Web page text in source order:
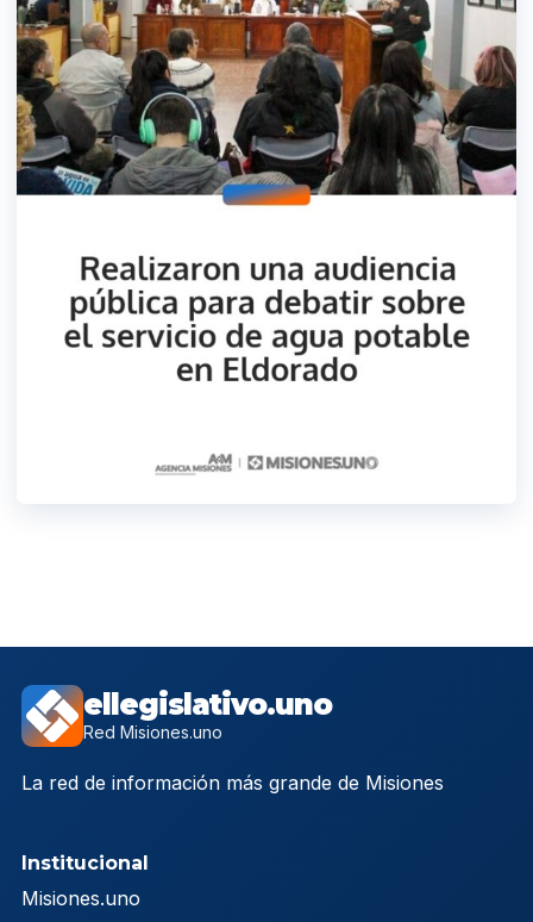
ellegislativo.uno
Red Misiones.uno
La red de información más grande de Misiones
Institucional
Misiones.uno